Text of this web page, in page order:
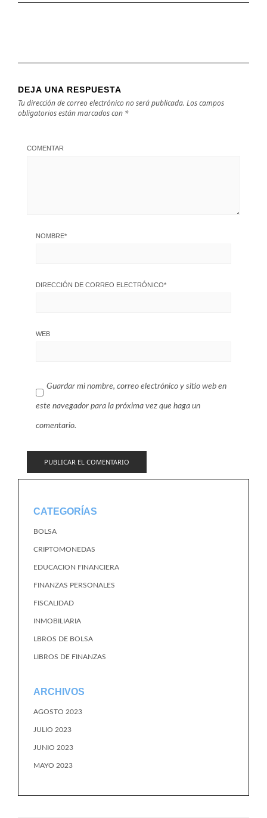
DEJA UNA RESPUESTA
Tu dirección de correo electrónico no será publicada. Los campos
obligatorios están marcados con *
COMENTAR
NOMBRE*
DIRECCIÓN DE CORREO ELECTRÓNICO*
WEB
Guardar mi nombre, correo electrónico y sitio web en
este navegador para la próxima vez que haga un
comentario.
CATEGORÍAS
BOLSA
CRIPTOMONEDAS
EDUCACION FINANCIERA
FINANZAS PERSONALES
FISCALIDAD
INMOBILIARIA
LBROS DE BOLSA
LIBROS DE FINANZAS
ARCHIVOS
AGOSTO 2023
JULIO 2023
JUNIO 2023
MAYO 2023